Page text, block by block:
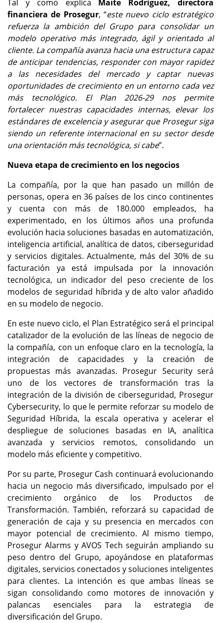
Tal y como explica
Maite Rodríguez, directora
financiera de Prosegur, “este nuevo ciclo estratégico
refuerza la ambición del Grupo para consolidar un
modelo operativo más integrado, ágil y orientado al
cliente. La compañía avanza hacia una estructura capaz
de anticipar tendencias, responder con mayor rapidez
a las necesidades del mercado y captar nuevas
oportunidades de crecimiento en un entorno cada vez
más tecnológico. El Plan 2026-29 nos permite
fortalecer nuestras capacidades internas, elevar los
estándares de excelencia y asegurar que Prosegur siga
siendo un referente internacional en su sector desde
una orientación más tecnológica, si cabe”.
Nueva etapa de crecimiento en los negocios
La compañía, por la que han pasado un millón de
personas, opera en 36 países de los cinco continentes
y cuenta con más de 180.000 empleados, ha
experimentado, en los últimos años una profunda
evolución hacia soluciones basadas en automatización,
inteligencia artificial, analítica de datos, ciberseguridad
y servicios digitales. Actualmente, más del 30% de su
facturación ya está impulsada por la innovación
tecnológica, un indicador del peso creciente de los
modelos de seguridad híbrida y de alto valor añadido
en su modelo de negocio.
En este nuevo ciclo, el Plan Estratégico será el principal
catalizador de la evolución de las líneas de negocio de
la compañía, con un enfoque claro en la tecnología, la
integración de capacidades y la creación de
propuestas más avanzadas. Prosegur Security será
uno de los vectores de transformación tras la
integración de la división de ciberseguridad, Prosegur
Cybersecurity, lo que le permite reforzar su modelo de
Seguridad Híbrida, la escala operativa y acelerar el
despliegue de soluciones basadas en IA, analítica
avanzada y servicios remotos, consolidando un
modelo más eficiente y competitivo.
Por su parte, Prosegur Cash continuará evolucionando
hacia un negocio más diversificado, impulsado por el
crecimiento orgánico de los Productos de
Transformación. También, reforzará su capacidad de
generación de caja y su presencia en mercados con
mayor potencial de crecimiento. Al mismo tiempo,
Prosegur Alarms y AVOS Tech seguirán ampliando su
peso dentro del Grupo, apoyándose en plataformas
digitales, servicios conectados y soluciones inteligentes
para clientes. La intención es que ambas líneas se
sigan consolidando como motores de innovación y
palancas esenciales para la estrategia de
diversificación del Grupo.